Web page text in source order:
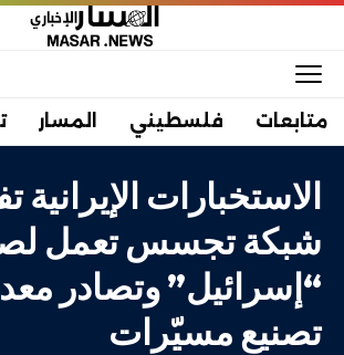
متابعات فلسطيني المسار
الاستخبارات الإيرانية
شبكة تجسس تعمل
“إسرائيل” وتصادر
تصنيع مسيّرات